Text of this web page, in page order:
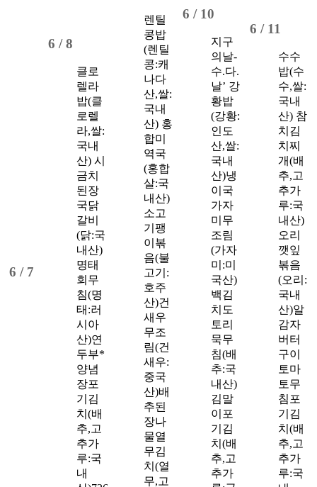
6 / 7
6 /8
클로
렐라
밥(클
로렐
라,쌀:
국내
산) 시
금치
된장
국닭
갈비
(닭:국
내산)
명태
회무
침(명
태:러
시아
산)연
두부*
양념
장포
기김
치(배
추,고
추가
루:국
내
렌틸
콩밥
(렌틸
콩:캐
나다
산,쌀:
국내
산) 홍
합미
역국
(홍합
살:국
내산)
소고
기팽
이볶
음(불
고기:
호주
산)건
새우
무조
림(건
새우:
중국
산)배
추된
장나
물열
무김
치(열
무,고
6 / 10
지구
의날-
수.다.
날’ 강
황밥
(강황:
인도
산,쌀:
국내
산)냉
이국
가자
미무
조림
(가자
미:미
국산)
백김
치도
토리
묵무
침(배
추:국
내산)
김말
이 포
기김
치(배
추,고
추가
6 / 11
수수
밥(수
수,쌀:
국내
산) 참
치김
치찌
개(배
추,고
추가
루:국
내산)
오리
깻잎
볶음
(오리:
국내
산)알
감자
버터
구이
토마
토무
침포
기김
치(배
추,고
추가
루:국